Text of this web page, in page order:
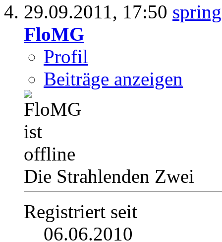
29.09.2011, 17:50
FloMG
Profil
Beiträge anzeigen
Die Strahlenden Zwei
Registriert seit
06.06.2010